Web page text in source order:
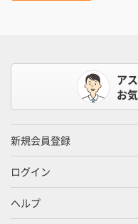
ア
お
新規会員登録
ログイン
ヘルプ